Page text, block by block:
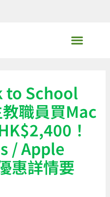
to School
職員買Mac
！
/ Apple
惠詳情要